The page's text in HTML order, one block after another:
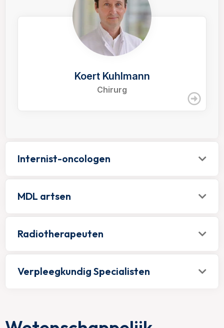
Koert Kuhlmann
Chirurg
Internist-oncologen
MDL artsen
Radiotherapeuten
Verpleegkundig Specialisten